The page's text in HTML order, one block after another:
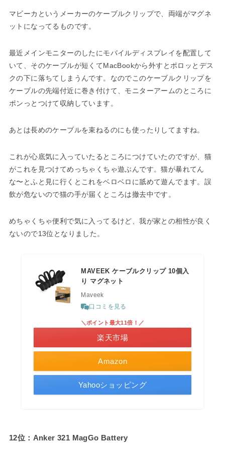
マビーカというメーカーのケーブルクリップで、両端がマグネ
ットになってるものです。
最近メインモニターのしたにモバイルディスプレイを配置して
いて、そのケーブルが短くてMacBookから外すとポロッとデス
クの下に落ちてしまうんです。なのでこのケーブルクリップを
ケーブルの先端付近に巻き付けて、モニターアームのところに
ポンっとつけて収納しています。
あとは長めのケーブルを束ねるのにも使ったりしてますね。
これが心底気に入っていたるところにつけていたのですが、猫
がこれを見つけてめっちゃくちゃ遊ぶんです。猫が暴れてん
な〜とふと見に行くとこれをベロベロに舐めて遊んでます。誤
飲が危ないので猫の手が届くところは撤去中です。
めちゃくちゃ便利で気に入ってるけど、我が家との相性が良く
ないので13位となりました。
MAVEEK ケーブルクリップ 10個入
り マグネット
Maveek
口コミを見る
Amazon
＼ポイント最大11倍！／
楽天市場
Yahooショッピング
12位：Anker 321 MagGo Battery